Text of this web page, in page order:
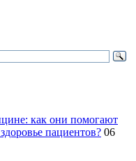
как они помогают
пациентов? 06